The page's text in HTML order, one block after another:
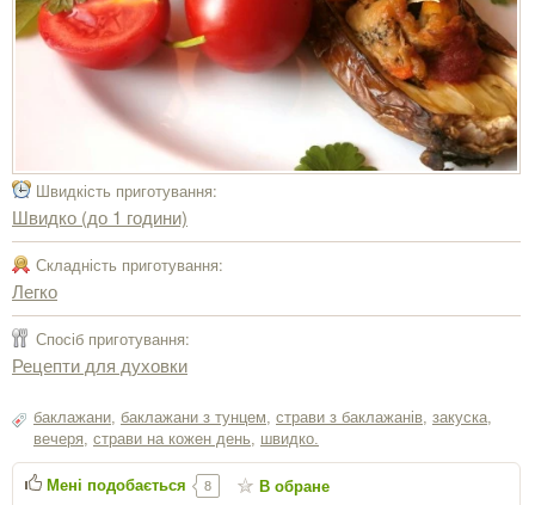
Швидкість приготування:
Швидко (до 1 години)
Складність приготування:
Легко
Спосіб приготування:
Рецепти для духовки
баклажани, баклажани з тунцем, страви з баклажанів, закуска,
вечеря, страви на кожен день, швидко.
Мені подобається 8 В обране